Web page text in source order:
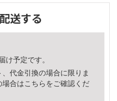
配送する
け予定です。
代金引換の場合に限りま
場合はこちら をご確認くだ